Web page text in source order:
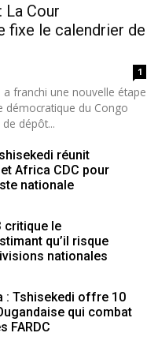
La Cour
fixe le calendrier de
1
a franchi une nouvelle étape
démocratique du Congo
dépôt...
réunit
Africa CDC pour
nationale
critique le
qu’il risque
nationales
: Tshisekedi offre 10
qui combat
FARDC